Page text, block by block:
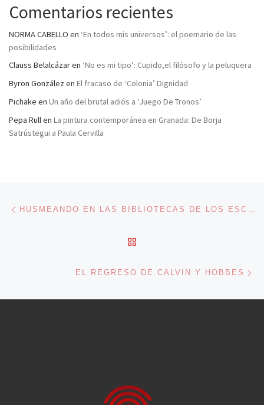
Comentarios recientes
NORMA CABELLO en ‘En todos mis universos’: el poemario de las
posibilidades
Clauss Belalcázaren ‘No es mi tipo’: Cupido,el filósofo y la peluquera
Byron González en El fracaso de ‘Colonia’ Dignidad
Pichake en Un año del brutal adiós a ‘Juego De Tronos’
Pepa Rullen La pintura contemporánea en Granada: De Borja
Satrústegui a Paula Cervilla
Navegación de entradas HUSMEANDO EN LAS BIBLIOTECAS DE LOS ESCRITORES
EL REGRESO DE CALVIN Y HOBBES